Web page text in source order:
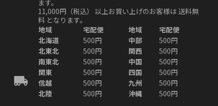
ます。
11,000円（税込）
以上お買い上げのお客様は 送料無
料 となります。
地域
宅配便 地域
宅配便
北海道
500円 中部
500円
北東北
500円 関西
500円
南東北
500円 中国
500円
関東
500円 四国
500円
信越
500円 九州
500円
北陸
500円 沖縄
500円